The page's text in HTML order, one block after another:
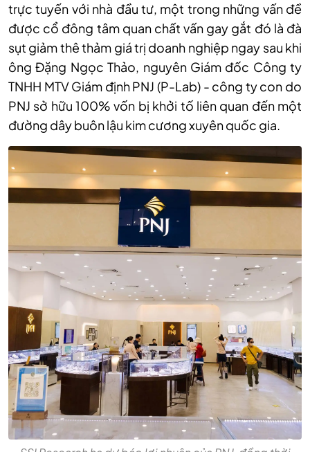
trực tuyến với nhà đầu tư, một trong những vấn đề
được cổ đông tâm quan chất vấn gay gắt đó là đà
sụt giảm thê thảm giá trị doanh nghiệp ngay sau khi
ông Đặng Ngọc Thảo, nguyên Giám đốc Công ty
TNHH MTV Giám định PNJ (P-Lab) - công ty con do
PNJ sở hữu 100% vốn bị khởi tố liên quan đến một
đường dây buôn lậu kim cương xuyên quốc gia.